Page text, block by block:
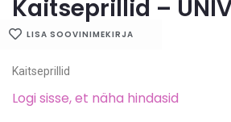
Kaitseprillid –
LISA SOOVINIMEKIRJA
Kaitseprillid
Logi sisse, et näha hindasid